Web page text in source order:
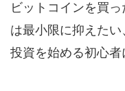
ビットコインを買
は最小限に抑えた
投資を始める初心者